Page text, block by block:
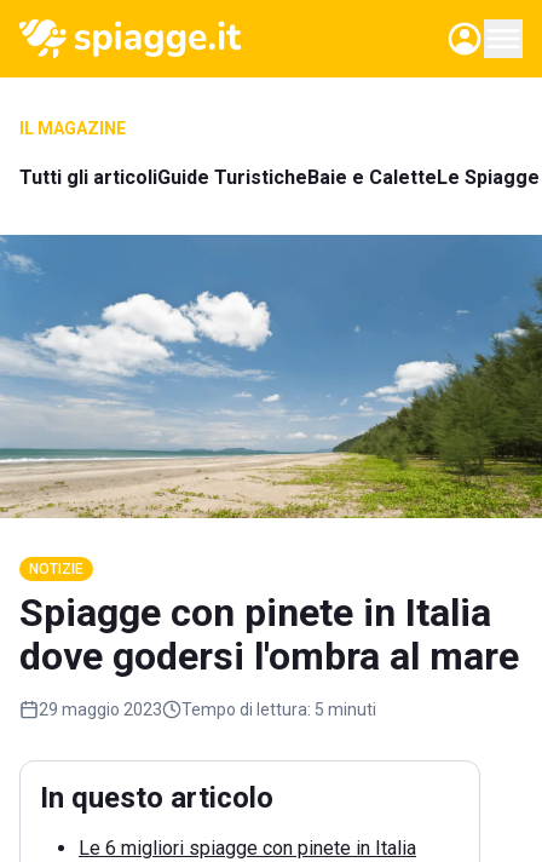
IL MAGAZINE
Tutti gli articoliGuide TuristicheBaie e CaletteLe
NOTIZIE
Spiagge con pinete in Italia
dove godersi l'ombra al mare
29 maggio 2023 Tempo di lettura: 5 minuti
In questo articolo
Le 6 migliori spiagge con pinete in Italia